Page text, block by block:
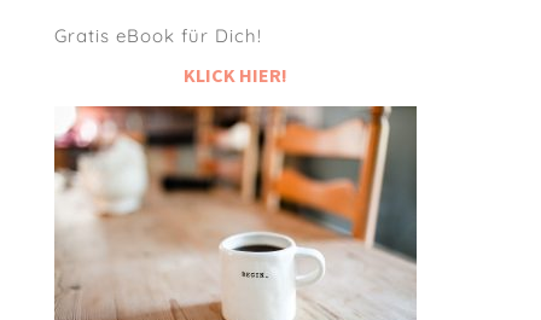
Gratis eBook für Dich!
KLICK HIER!